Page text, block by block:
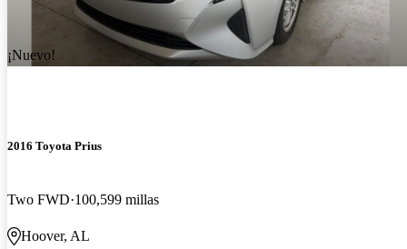
¡Nuevo!
2016 Toyota Prius
Two FWD 100,599 millas
Hoover, AL